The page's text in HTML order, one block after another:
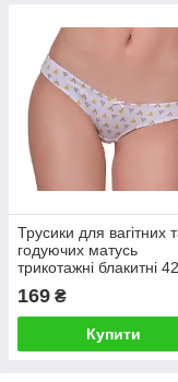
Трусики для вагітних
годуючих матусь
трикотажні блакитні 42
169 ₴
Купити